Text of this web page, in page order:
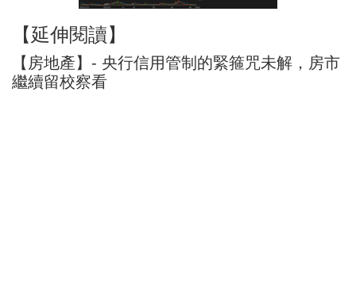
【延伸閱讀】
【房地產】- 央行信用管制的緊箍咒未解，房市
繼續留校察看